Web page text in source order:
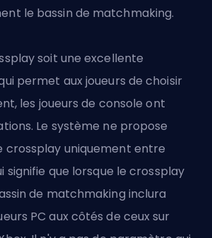
le bassin de matchmaking.
soit une excellente
permet aux joueurs de choisir
les joueurs de console ont
Le système ne propose
crossplay uniquement entre
signifie que lorsque le crossplay
de matchmaking inclura
PC aux côtés de ceux sur